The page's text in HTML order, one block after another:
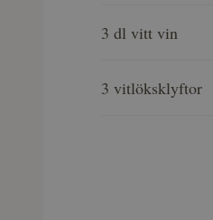
3 dl vitt vin
3 vitlöksklyftor